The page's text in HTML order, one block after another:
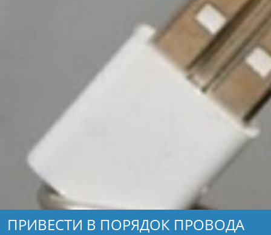
ПРИВЕСТИ В ПОРЯДОК ПРОВОДА